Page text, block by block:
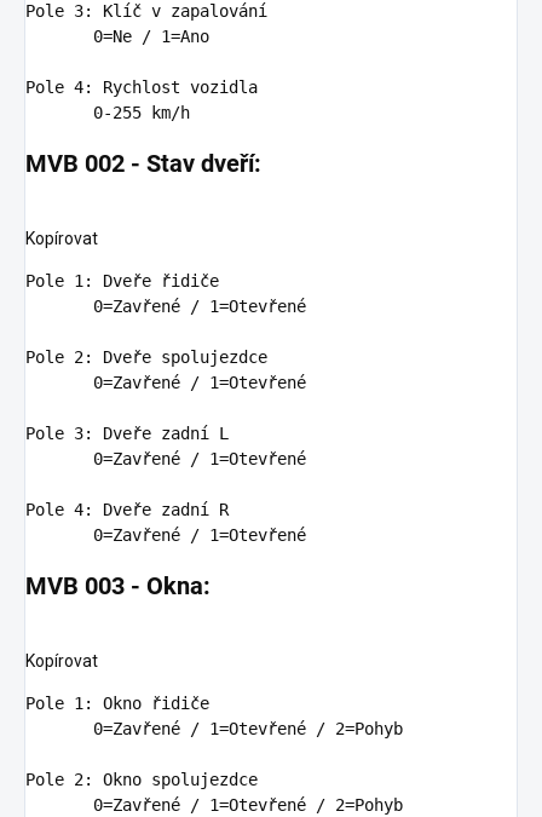
Pole 3: Klíč v zapalování
0=Ne / 1=Ano
Pole 4: Rychlost vozidla
0-255
MVB 002 - Stav dveří:
Kopírovat
Pole 1: Dveře řidiče
0=Zavřené / 1=Otevřené
Pole 2: Dveře spolujezdce
0=Zavřené / 1=Otevřené
Pole 3: Dveře zadní L
0=Zavřené / 1=Otevřené
Pole 4: Dveře zadní R
0=Zavřené / 1
MVB 003 - Okna:
Kopírovat
Pole 1: Okno řidiče
0=Zavřené / 1=Otevřené / 2=Pohyb
Pole 2: Okno spolujezdce
0=Zavřené / 1=Otevřené / 2=Pohyb